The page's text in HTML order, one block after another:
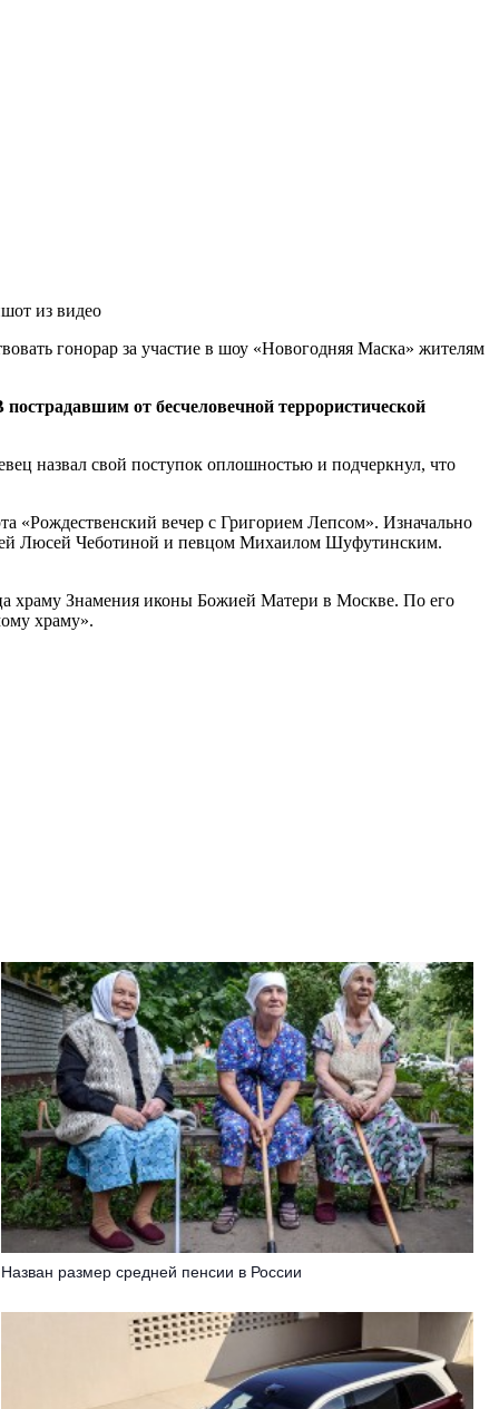
из видео
гонорар за участие в шоу «Новогодняя Маска» жителям
от бесчеловечной террористической
назвал свой поступок оплошностью и подчеркнул, что
«Рождественский вечер с Григорием Лепсом». Изначально
Люсей Чеботиной и певцом Михаилом Шуфутинским.
храму Знамения иконы Божией Матери в Москве. По его
храму».
Назван размер средней пенсии в России